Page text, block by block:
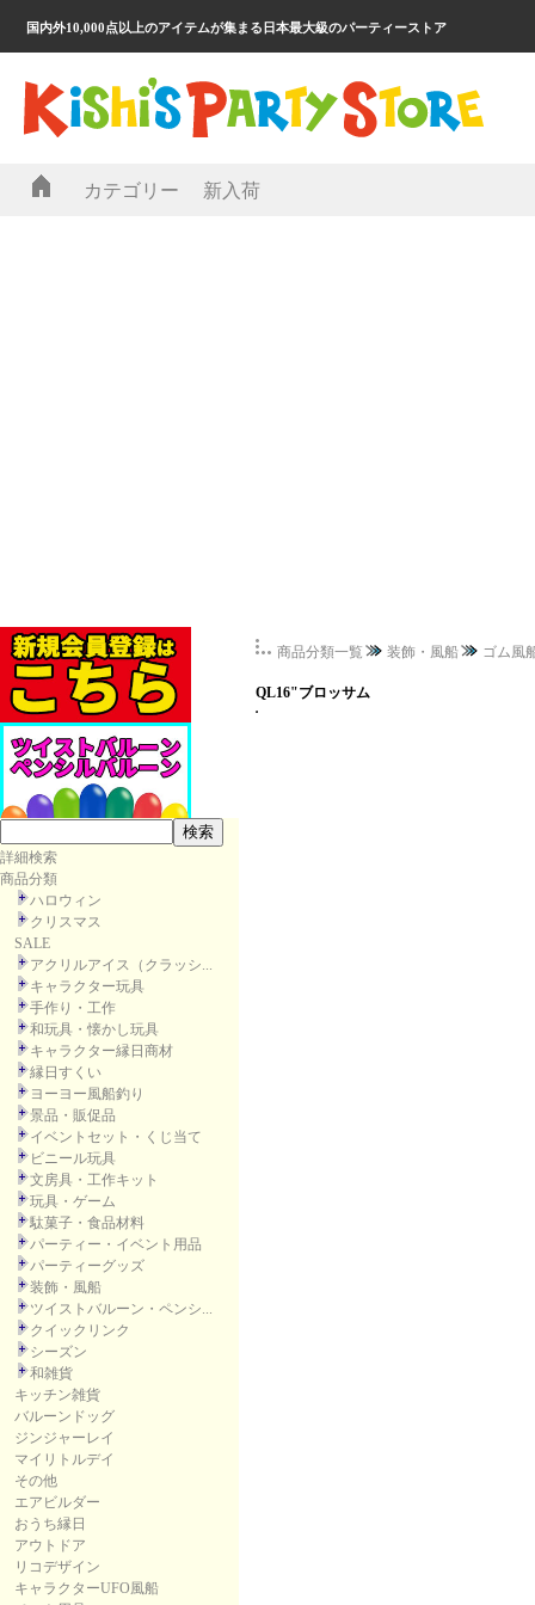
国内外10,000点以上のアイテムが集まる日本最大級のパーティーストア
カテゴリー 新入荷
詳細検索
商品分類
ハロウィン
クリスマス
SALE
アクリルアイス（クラッシ...
キャラクター玩具
手作り・工作
和玩具・懐かし玩具
キャラクター縁日商材
縁日すくい
ヨーヨー風船釣り
景品・販促品
イベントセット・くじ当て
ビニール玩具
文房具・工作キット
玩具・ゲーム
駄菓子・食品材料
パーティー・イベント用品
パーティーグッズ
装飾・風船
ツイストバルーン・ペンシ...
クイックリンク
シーズン
和雑貨
キッチン雑貨
バルーンドッグ
ジンジャーレイ
マイリトルデイ
その他
エアビルダー
おうち縁日
アウトドア
リコデザイン
キャラクターUFO風船
商品分類一覧 装飾・風船 ゴム風
QL16"ブロッサム